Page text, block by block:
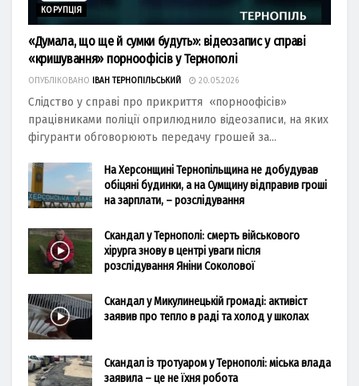
КОРУПЦІЯ
«Думала, що ще й сумки будуть»: відеозапис у справі
«кришування» порноофісів у Тернополі
ОПУБЛІКОВАНО ІВАН ТЕРНОПІЛЬСЬКИЙ 20.05.2026
Слідство у справі про прикриття «порноофісів»
працівниками поліції оприлюднило відеозаписи, на яких
фігуранти обговорюють передачу грошей за...
На Херсонщині Тернопільщина не добудував
обіцяні будинки, а на Сумщину відправив гроші
на зарплати, – розслідування
Скандал у Тернополі: смерть військового
хірурга знову в центрі уваги після
розслідування Яніни Соколової
Скандал у Микулинецькій громаді: активіст
заявив про тепло в раді та холод у школах
Скандал із тротуаром у Тернополі: міська влада
заявила – це не їхня робота